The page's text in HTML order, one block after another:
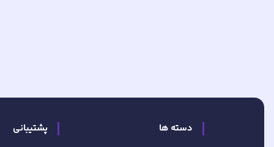
دسته ها پشتیبانی